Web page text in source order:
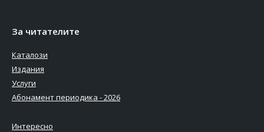
За читателите
Каталози
Издания
Услуги
Абонамент периодика - 2026
Интересно